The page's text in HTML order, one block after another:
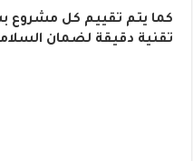
كما يتم تقييم كل
تقنية دقيقة لضمان